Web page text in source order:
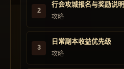
2
行会攻城报名与奖励说明
攻略
3
日常副本收益优先级
攻略